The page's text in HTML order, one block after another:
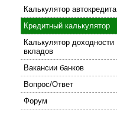
Калькулятор автокредита
Кредитный калькулятор
Калькулятор доходности
вкладов
Вакансии банков
Вопрос/Ответ
Форум